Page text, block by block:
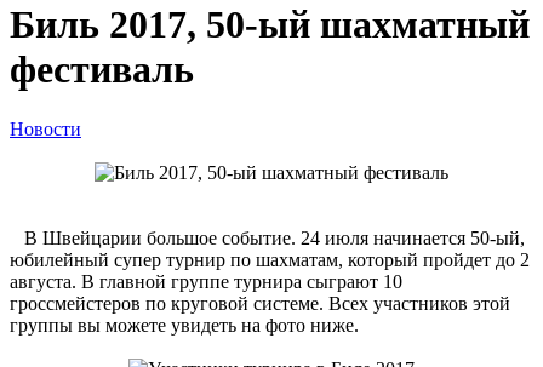
Биль 2017, 50-ый шахматный
фестиваль
Новости
В Швейцарии большое событие. 24 июля начинается 50-ый,
юбилейный супер турнир по шахматам, который пройдет до 2
августа. В главной группе турнира сыграют 10
гроссмейстеров по круговой системе. Всех участников этой
группы вы можете увидеть на фото ниже.